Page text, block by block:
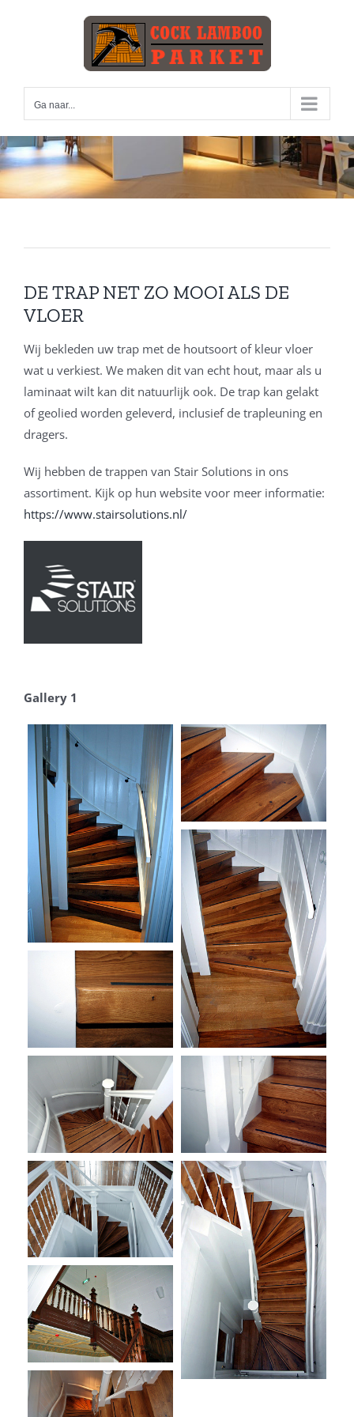
Ga naar...
DE TRAP NET ZO MOOI ALS DE
VLOER
Wij bekleden uw trap met de houtsoort of kleur vloer
wat u verkiest. We maken dit van echt hout, maar als u
laminaat wilt kan dit natuurlijk ook. De trap kan gelakt
of geolied worden geleverd, inclusief de trapleuning en
dragers.
Wij hebben de trappen van Stair Solutions in ons
assortiment. Kijk op hun website voor meer informatie:
https://www.stairsolutions.nl/
Gallery 1